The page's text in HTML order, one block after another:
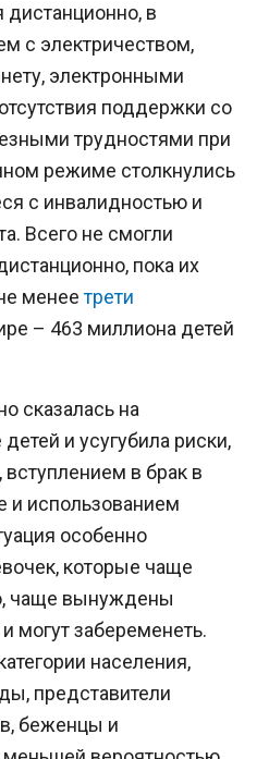
в
с электричеством,
электронными
поддержки со
трудностями при
режиме столкнулись
с инвалидностью и
Всего не смогли
пока их
менеетрети
– 463 миллиона детей
сказалась на
и усугубила риски,
в брак в
и использованием
особенно
которые чаще
чаще вынуждены
могут забеременеть.
населения,
представители
беженцы и